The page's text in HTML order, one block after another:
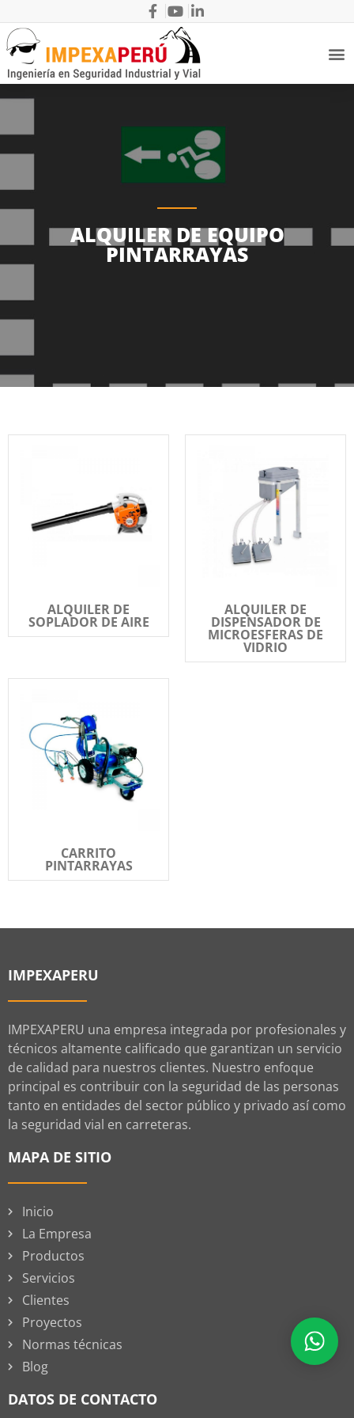
ALQUILER DE EQUIPO
PINTARRAYAS
ALQUILER DE
SOPLADOR DE AIRE
ALQUILER DE
DISPENSADOR DE
MICROESFERAS DE
VIDRIO
CARRITO
PINTARRAYAS
IMPEXAPERU
IMPEXAPERU una empresa integrada por profesionales y
técnicos altamente calificado que garantizan un servicio
de calidad para nuestros clientes. Nuestro enfoque
principal es contribuir con la seguridad de las personas
tanto en entidades del sector público y privado así como
la seguridad vial en carreteras.
MAPA DE SITIO
Inicio
La Empresa
Productos
Servicios
Clientes
Proyectos
Normas técnicas
Blog
DATOS DE CONTACTO